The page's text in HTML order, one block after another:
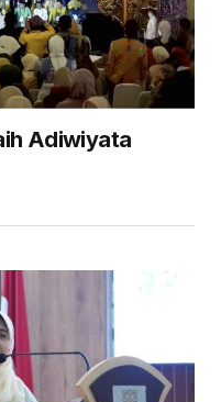
Adiwiyata